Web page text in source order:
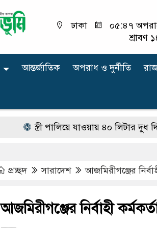
ঢাকা
০৫:৪৭
শ্রাবণ
আন্তর্জাতিক অপরাধ ‍ও দুর্নীতি
স্ত্রী পালিয়ে যাওয়ায় ৪০ লিটার দুধ দিয়ে
প্রচ্ছদ সারাদেশ আজমিরীগঞ্জের
আজমিরীগঞ্জের নির্বাহী